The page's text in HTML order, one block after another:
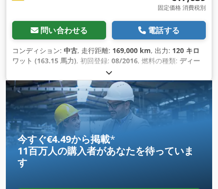
固定価格 消費税別
問い合わせる 電話する
コンディション: 中古, 走行距離: 169,000 km, 出力: 120 キロ
ワット (163.15 馬力), 初回登録: 08/2016, 燃料の種類: ディー
3,500 kg（キログラム）
ートマチック, 排出クラス:ユーロ6, 座席数:3, 装備:ABS（ア
ンチロック・ブレーキ・システム）, すすフィルター, エアコン,
セントラルロック,
今すぐ€4.49から掲載*
11百万人の購入者があなたを待っていま
す